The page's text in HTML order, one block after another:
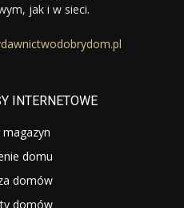
jak i w sieci.
INTERNETOWE
domu
domów
domów